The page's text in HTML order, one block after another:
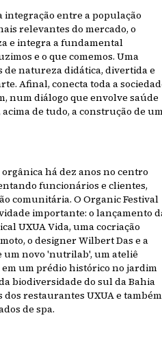
integração entre a população
relevantes do mercado, o
e integra a fundamental
e o que comemos. Uma
de natureza didática, divertida e
Afinal, conecta toda a
num diálogo que envolve saúde
de tudo, a construção de
há dez anos no centro
funcionários e clientes,
comunitária. O Organic Festival
importante: o lançamento
UXUA Vida, uma cocriação
o designer Wilbert Das e a
um novo 'nutrilab', um ateliê
um prédio histórico no jardim
biodiversidade do sul da Bahia
restaurantes UXUA e também
de spa.